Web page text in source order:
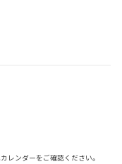
レンダーをご確認ください。